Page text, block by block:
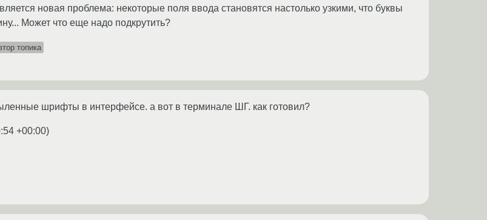
новая проблема: некоторые поля ввода становятся настолько узкими, что буквы
Может что еще надо подкрутить?
топика
шрифты в интерфейсе. а вот в терминале ШГ. как готовил?
+00:00)